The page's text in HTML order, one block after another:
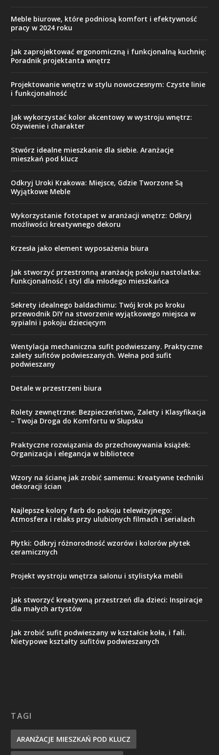
Meble biurowe, które podniosą komfort i efektywność
pracy w 2024 roku
Jak zaprojektować ergonomiczną i funkcjonalną kuchnię:
Poradnik projektanta wnętrz
Projektowanie wnętrz w stylu nowoczesnym: Czyste linie
i funkcjonalność
Jak wykorzystać kolor akcentowy w wystroju wnętrz:
Ożywienie i charakter
Stwórz idealne mieszkanie dla siebie. Aranżacje
mieszkań pod klucz
Odkryj Uroki Krakowa: Miejsce, Gdzie Tworzone Są
Wyjątkowe Meble
Wykorzystanie fototapet w aranżacji wnętrz: Odkryj
możliwości kreatywnego dekoru
Krzesła jako element wyposażenia biura
Jak stworzyć przestronną aranżację pokoju nastolatka:
Funkcjonalność i styl dla młodego mieszkańca
Sekrety idealnego baldachimu: Twój krok po kroku
przewodnik DIY na stworzenie wyjątkowego miejsca w
sypialni i pokoju dziecięcym
Wentylacja mechaniczna sufit podwieszany. Praktyczne
zalety sufitów podwieszanych. Wełna pod sufit
podwieszany
Detale w przestrzeni biura
Rolety zewnętrzne: Bezpieczeństwo, Zalety i Klasyfikacja
– Twoja Droga do Komfortu w Słupsku
Praktyczne rozwiązania do przechowywania książek:
Organizacja i elegancja w bibliotece
Wzory na ścianę jak zrobić samemu: Kreatywne techniki
dekoracji ścian
Najlepsze kolory farb do pokoju telewizyjnego:
Atmosfera i relaks przy ulubionych filmach i serialach
Płytki: Odkryj różnorodność wzorów i kolorów płytek
ceramicznych
Projekt wystroju wnętrza salonu i stylistyka mebli
Jak stworzyć kreatywną przestrzeń dla dzieci: Inspiracje
dla małych artystów
Jak zrobić sufit podwieszany w kształcie koła, i fali.
Nietypowe kształty sufitów podwieszanych
TAGI
ARANŻACJE MIESZKAŃ POD KLUCZ